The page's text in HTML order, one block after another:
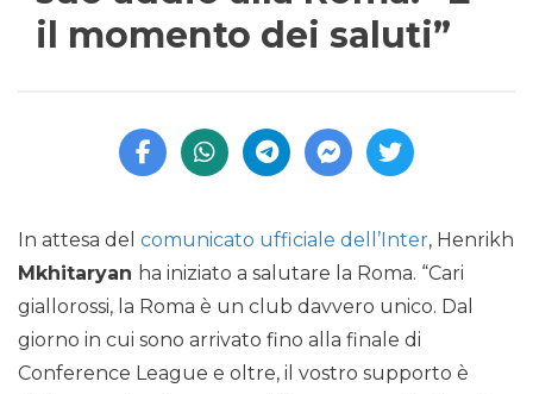
il momento dei saluti”
In attesa del comunicato ufficiale dell’Inter, Henrikh
Mkhitaryan ha iniziato a salutare la Roma. “Cari
giallorossi, la Roma è un club davvero unico. Dal
giorno in cui sono arrivato fino alla finale di
Conference League e oltre, il vostro supporto è